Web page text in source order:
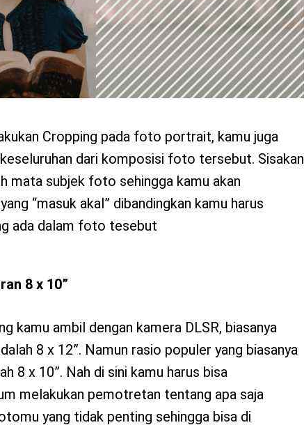
Cropping pada foto portrait, kamu juga
dari komposisi foto tersebut. Sisakan
mata subjek foto sehingga kamu akan
“masuk akal” dibandingkan kamu harus
ada dalam foto tesebut
8 x 10”
kamu ambil dengan kamera DLSR, biasanya
8 x 12”. Namun rasio populer yang biasanya
8 x 10”. Nah di sini kamu harus bisa
melakukan pemotretan tentang apa saja
yang tidak penting sehingga bisa di